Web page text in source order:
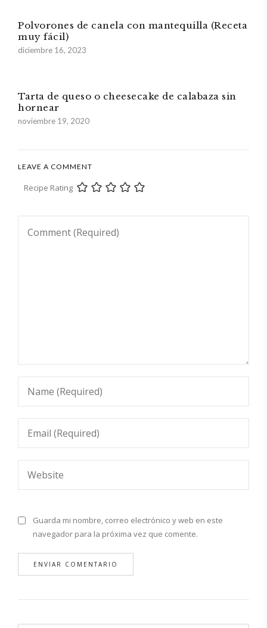
Polvorones de canela con mantequilla (Receta
muy fácil)
diciembre 16, 2023
Tarta de queso o cheesecake de calabaza sin
hornear
noviembre 19, 2020
LEAVE A COMMENT
Recipe Rating
Guarda mi nombre, correo electrónico y web en este
navegador para la próxima vez que comente.